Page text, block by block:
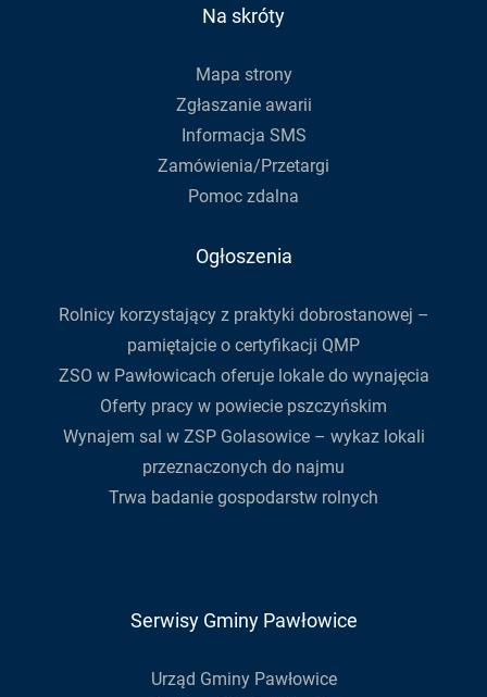
Na skróty
Mapa strony
Zgłaszanie awarii
Informacja SMS
Zamówienia/Przetargi
Pomoc zdalna
Ogłoszenia
Rolnicy korzystający z praktyki dobrostanowej –
pamiętajcie o certyfikacji QMP
ZSO w Pawłowicach oferuje lokale do wynajęcia
Oferty pracy w powiecie pszczyńskim
Wynajem sal w ZSP Golasowice – wykaz lokali
przeznaczonych do najmu
Trwa badanie gospodarstw rolnych
Serwisy Gminy Pawłowice
Urząd Gminy Pawłowice